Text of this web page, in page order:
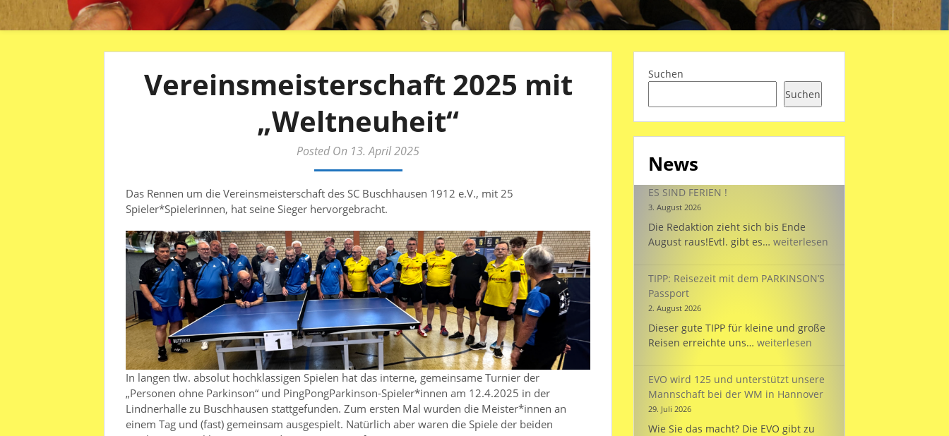
Vereinsmeisterschaft 2025 mit
„Weltneuheit“
Posted On 13. April 2025
Das Rennen um die Vereinsmeisterschaft des SC Buschhausen 1912 e.V., mit 25
Spieler*Spielerinnen, hat seine Sieger hervorgebracht.
In langen tlw. absolut hochklassigen Spielen hat das interne, gemeinsame Turnier der
„Personen ohne Parkinson“ und PingPongParkinson-Spieler*innen am 12.4.2025 in der
Lindnerhalle zu Buschhausen stattgefunden. Zum ersten Mal wurden die Meister*innen an
einem Tag und (fast) gemeinsam ausgespielt. Natürlich aber waren die Spiele der beiden
Suchen
Suchen
News
ES SIND FERIEN !
3. August 2026
Die Redaktion zieht sich bis Ende
August raus!Evtl. gibt es… ES
!
weiterlesen
TIPP: Reisezeit mit dem PARKINSON’S
Passport
2. August 2026
Dieser gute TIPP für kleine und große
Reisen erreichte uns… TIPP:
dem
PARKINSON’S
weiterlesen
EVO wird 125 und unterstützt unsere
Mannschaft bei der WM in Hannover
29. Juli 2026
Wie Sie das macht? Die EVO gibt zu